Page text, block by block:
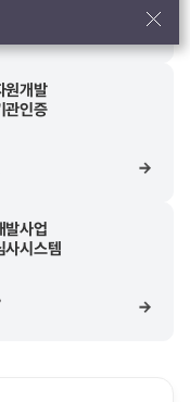
원개발
관인증
발사업
사시스템